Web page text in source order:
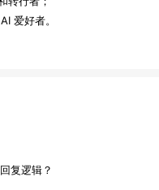
爱好者。
复逻辑？